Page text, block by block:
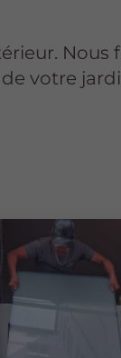
Nous
votre